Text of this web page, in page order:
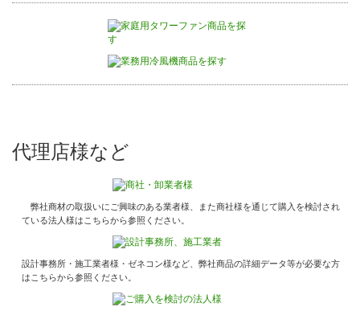
代理店様など
弊社商材の取扱いにご興味のある業者様、また商社様を通じて購入を検討され
ている法人様はこちらから参照ください。
設計事務所・施工業者様・ゼネコン様など、弊社商品の詳細データ等が必要な方
はこちらから参照ください。